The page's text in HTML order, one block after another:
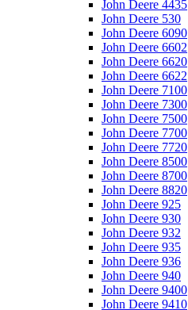
John Deere 4435
John Deere 530
John Deere 6090
John Deere 6602
John Deere 6620
John Deere 6622
John Deere 7100
John Deere 7300
John Deere 7500
John Deere 7700
John Deere 7720
John Deere 8500
John Deere 8700
John Deere 8820
John Deere 925
John Deere 930
John Deere 932
John Deere 935
John Deere 936
John Deere 940
John Deere 9400
John Deere 9410